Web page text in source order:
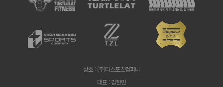
상호 : (주)티스포츠컴퍼니
대표 : 김한민